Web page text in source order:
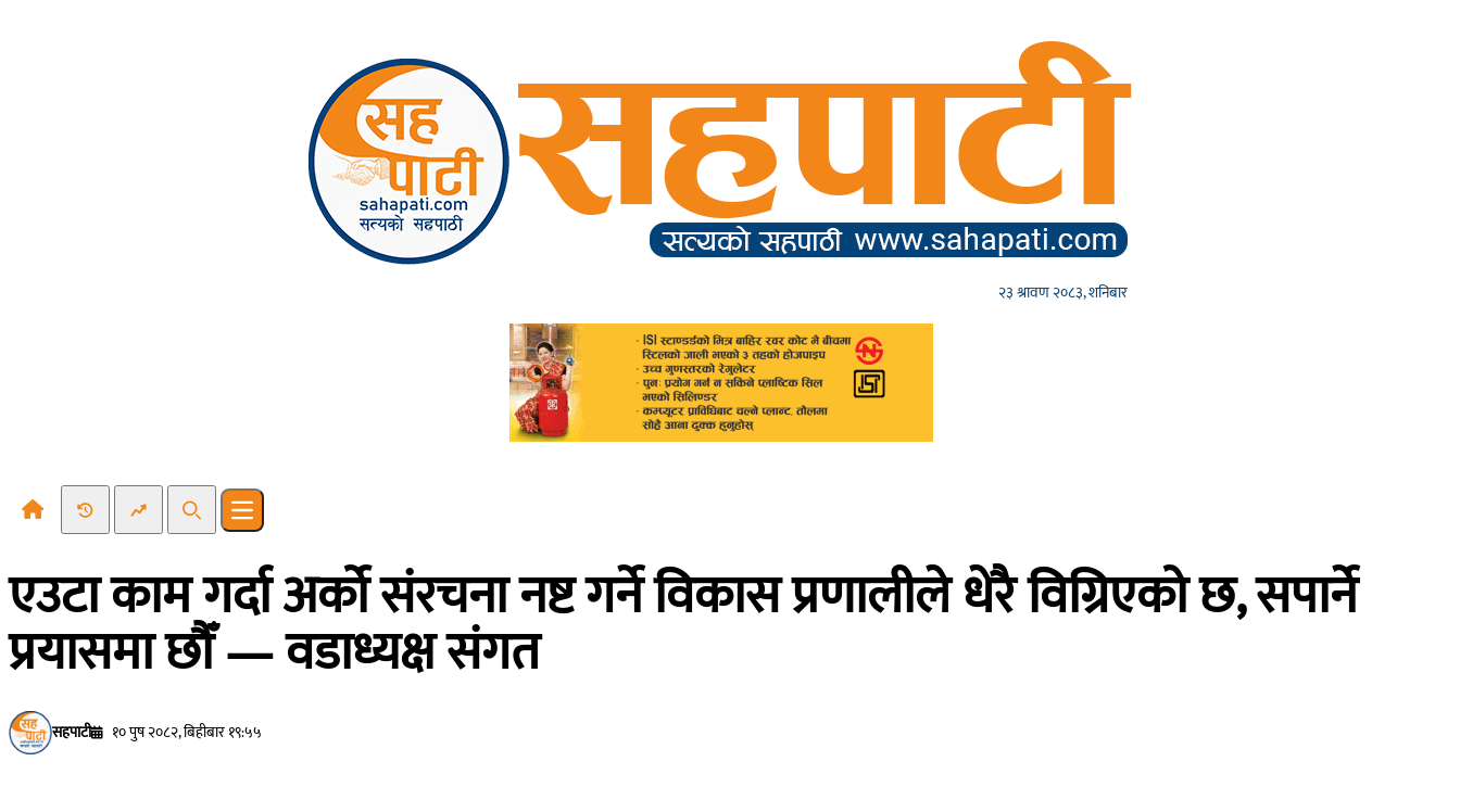
२३ श्रावण २०८३, शनिबार
Recent NewsTrending News
SearchOpen main menu
एउटा काम गर्दा अर्को संरचना नष्ट गर्ने विकास प्रणालीले धेरै विग्रिएको छ, सपार्ने
प्रयासमा छौँ — वडाध्यक्ष संगत
सहपाटी १० पुष २०८२, बिहीबार १९:५५